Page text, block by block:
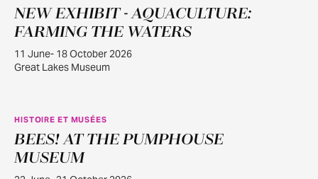
JUIN
11
NEW EXHIBIT - AQUACULTURE:
FARMING THE WATERS
11 June- 18 October 2026
Great Lakes Museum
JUIN
22
HISTOIRE ET MUSÉES
BEES! AT THE PUMPHOUSE
MUSEUM